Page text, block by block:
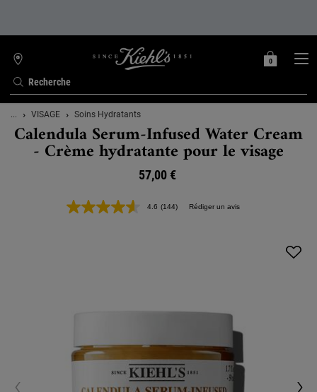
Recherche
TROUVER
UNE
BOUTIQUE
MON
0
0 PRODUIT
Contenu principal
... VISAGE Soins Hydratants
Calendula Serum-Infused Water Cream
- Crème hydratante pour le visage
57,00 €
4.6 Lire
(144) Rédiger un avis